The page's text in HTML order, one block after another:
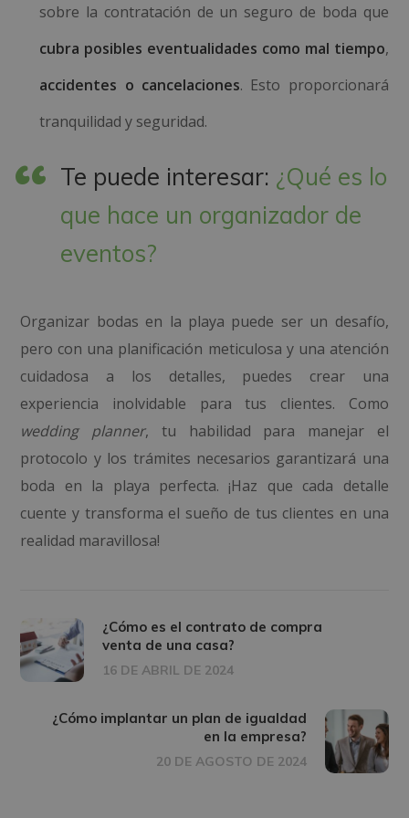
sobre la contratación de un seguro de boda que
cubra posibles eventualidades como mal tiempo,
accidentes o cancelaciones. Esto proporcionará
tranquilidad y seguridad.
Te puede interesar: ¿Qué es lo
que hace un organizador de
eventos?
Organizar bodas en la playa puede ser un desafío,
pero con una planificación meticulosa y una atención
cuidadosa a los detalles, puedes crear una
experiencia inolvidable para tus clientes. Como
wedding planner, tu habilidad para manejar el
protocolo y los trámites necesarios garantizará una
boda en la playa perfecta. ¡Haz que cada detalle
cuente y transforma el sueño de tus clientes en una
realidad maravillosa!
¿Cómo es el contrato de compra
venta de una casa?
16 DE ABRIL DE 2024
¿Cómo implantar un plan de igualdad
en la empresa?
20 DE AGOSTO DE 2024